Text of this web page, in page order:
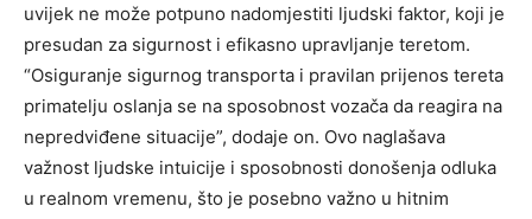
uvijek ne može potpuno nadomjestiti ljudski faktor, koji je
presudan za sigurnost i efikasno upravljanje teretom.
“Osiguranje sigurnog transporta i pravilan prijenos tereta
primatelju oslanja se na sposobnost vozača da reagira na
nepredviđene situacije”, dodaje on. Ovo naglašava
važnost ljudske intuicije i sposobnosti donošenja odluka
u realnom vremenu, što je posebno važno u hitnim